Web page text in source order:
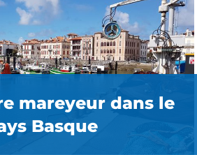
mareyeur dans le
Basque